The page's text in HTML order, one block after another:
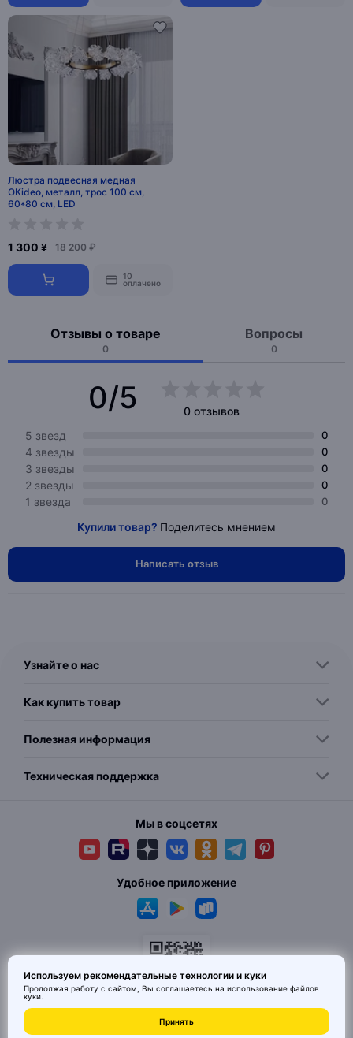
Люстра подвесная медная
OKideo, металл, трос 100 см,
60*80 см, LED
1 300 ¥ 18 200 ₽
10
оплачено
Отзывы о товаре
0
Вопросы
0
0/5
0 отзывов
5 звезд
0
4 звезды 0
3 звезды 0
2 звезды 0
1 звезда 0
Купили товар? Поделитесь мнением
Написать отзыв
Узнайте о нас
Как купить товар
Полезная информация
Техническая поддержка
Мы в соцсетях
© 2026 MAI HE MAI. Маркетплейс дизайнерских товаров со всего
Китая по ценам заводов. Все права защищены.
Удобное приложение
Используем рекомендательные технологии и куки
Продолжая работу с сайтом, Вы соглашаетесь на использование файлов
куки.
Принять